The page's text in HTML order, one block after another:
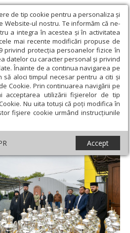
de tip cookie pentru a personaliza și
ul nostru. Te informăm că ne-
a integra în acestea și în activitatea
mai recente modificări propuse de
privind protecția persoanelor fizice în
datelor cu caracter personal și privind
Înainte de a continua navigarea pe
să aloci timpul necesar pentru a citi și
Cookie. Prin continuarea navigării pe
acceptarea utilizării fişierelor de tip
Nu uita totuși că poți modifica în
fişiere cookie urmând instrucțiunile
Accept
› Știri › A început
Mir în Capitală
Sfântului și Marelui